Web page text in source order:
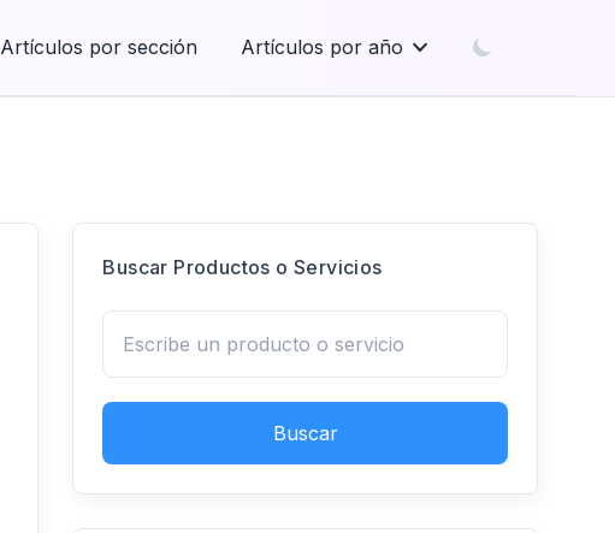
Artículos por sección Artículos por año
Buscar Productos o Servicios
Buscar